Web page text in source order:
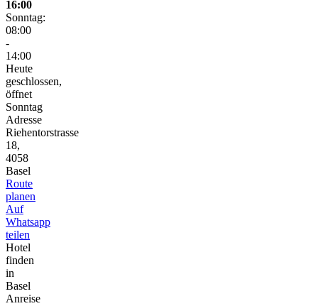
16:00
Sonntag:
08:00
-
14:00
Heute
geschlossen,
öffnet
Sonntag
Adresse
Riehentorstrasse
18,
4058
Basel
Route
planen
Auf
Whatsapp
teilen
Hotel
finden
in
Basel
Anreise